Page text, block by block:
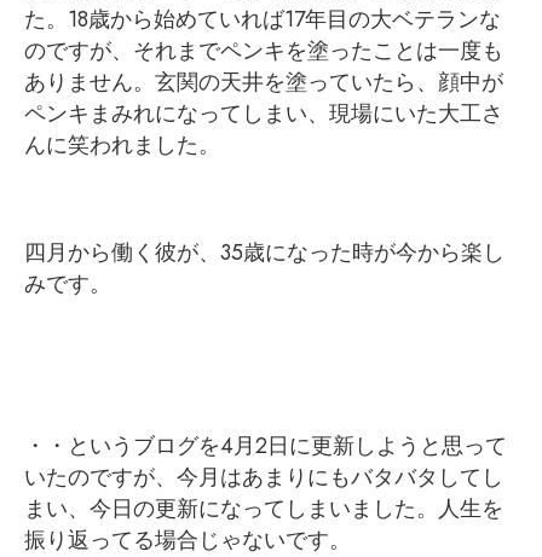
た。18歳から始めていれば17年目の大ベテランな
のですが、それまでペンキを塗ったことは一度も
ありません。玄関の天井を塗っていたら、顔中が
ペンキまみれになってしまい、現場にいた大工さ
んに笑われました。
四月から働く彼が、35歳になった時が今から楽し
みです。
・・というブログを4月2日に更新しようと思って
いたのですが、今月はあまりにもバタバタしてし
まい、今日の更新になってしまいました。人生を
振り返ってる場合じゃないです。